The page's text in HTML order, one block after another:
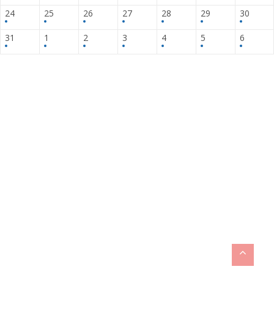
24 25 26 27 28 29 30
31 1 2 3 4 5 6